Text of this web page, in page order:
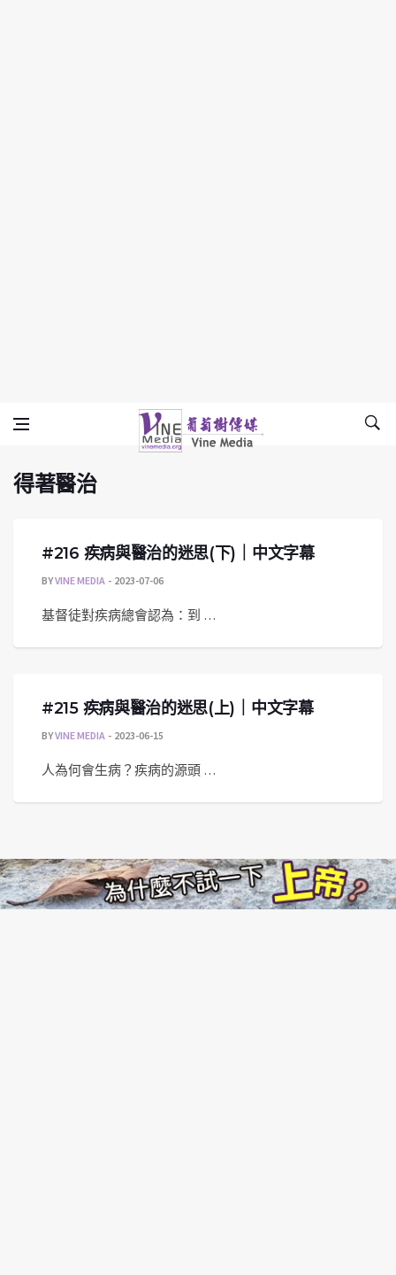
得著醫治
Vine Media
葡萄樹傳媒
得著醫治
#216 疾病與醫治的迷思(下)｜中文字幕
BYVINE MEDIA 2023-07-06
基督徒對疾病總會認為：到 …
#215 疾病與醫治的迷思(上)｜中文字幕
BYVINE MEDIA 2023-06-15
人為何會生病？疾病的源頭 …